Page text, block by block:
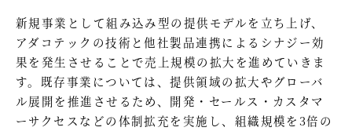
新規事業として組み込み型の提供モデルを立ち上げ、
アダコテックの技術と他社製品連携によるシナジー効
果を発生させることで売上規模の拡大を進めていきま
す。既存事業については、提供領域の拡大やグローバ
ル展開を推進させるため、開発・セールス・カスタマ
ーサクセスなどの体制拡充を実施し、組織規模を3倍の